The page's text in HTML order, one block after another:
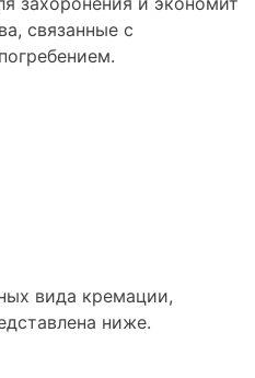
связанные с
вида кремации,
ниже.